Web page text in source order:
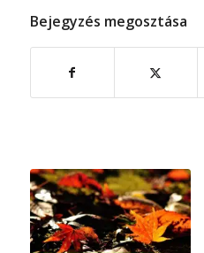
Bejegyzés megosztása